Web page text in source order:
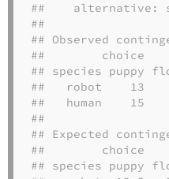
##    alternative:
##
## Observed
##        choice
## species puppy
##   robot    13
##   human    15
##
## Expected
##        choice
## species puppy